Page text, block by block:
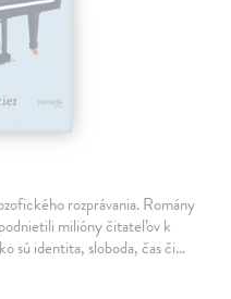
rozprávania. Romány
milióny čitateľov k
sú identita, sloboda, čas či…